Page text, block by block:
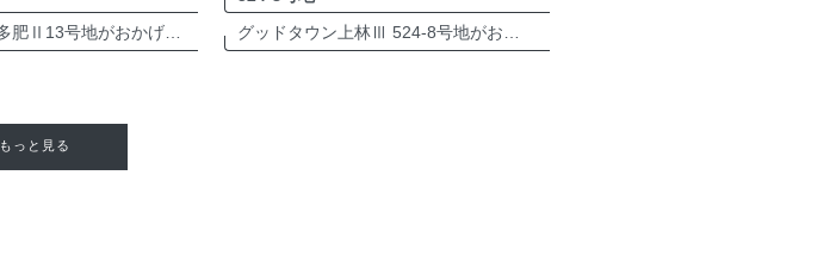
グッドタウン多肥Ⅱ13号地がおかげさまでご成約となりました。誠にありがとうございます。 多肥町近郊でお住まいをお考えの方は、ぜひお気軽にお問い合わせください。 グッドタウン多肥Ⅱ 分譲地・詳細は ＞＞＞＞＞ […]
グッドタウン上林Ⅲ 524-8号地がおかげさまでご成約となりました。誠にありがとうございます。 多肥町近郊でお住まいをお考えの方は、ぜひお気軽にお問い合わせください。 グッドタウン上林Ⅲ 分譲地・詳細は ＞＞＞＞＞＞＞ […]
もっと見る